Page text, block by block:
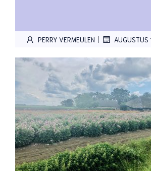
PERRY VERMEULEN | AUGUSTUS